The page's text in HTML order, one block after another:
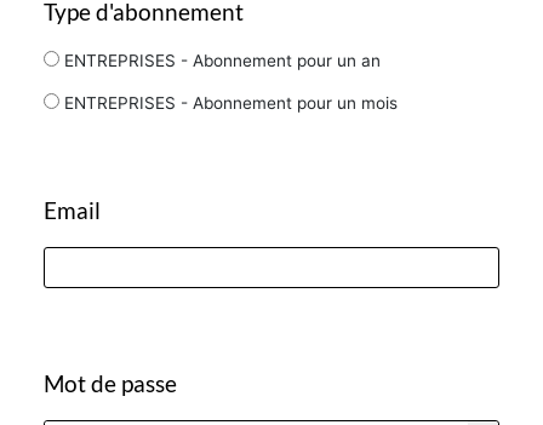
Type d'abonnement
ENTREPRISES - Abonnement pour un an
ENTREPRISES - Abonnement pour un mois
Email
Mot de passe